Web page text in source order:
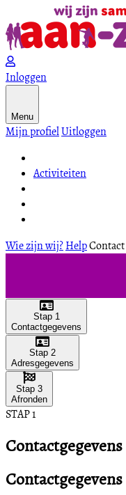
Inloggen
Menu
Mijn profielUitloggen
Activiteiten
Wie zijn wij?HelpContact
Stap 1
Contactgegevens
Stap 2
Adresgegevens
Stap 3
Afronden
STAP 1
Contactgegevens
Contactgegevens